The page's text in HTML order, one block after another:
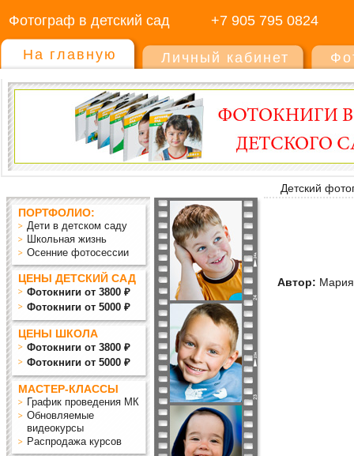
Фотограф в детский сад +7 905 795 0824
На главную Личный кабинет
Детский
ПОРТФОЛИО:
Дети в детском саду
Школьная жизнь
Осенние фотосессии
ЦЕНЫ ДЕТСКИЙ САД
Фотокниги от 3800 ₽
Фотокниги от 5000 ₽
ЦЕНЫ ШКОЛА
Фотокниги от 3800 ₽
Фотокниги от 5000 ₽
МАСТЕР-КЛАССЫ
График проведения МК
Обновляемые
видеокурсы
Распродажа курсов
Автор: